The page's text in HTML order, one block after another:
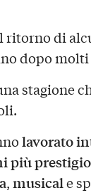
ritorno di
dopo molti
stagione
lavorato
più
,musicale